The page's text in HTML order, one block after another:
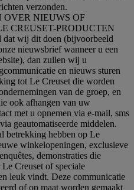
verzonden.
OVER NIEUWS OF
CREUSET-PRODUCTEN
dat wij dit doen (bijvoorbeeld
nieuwsbrief wanneer u een
dan zullen wij u
en nieuws sturen
tot Le Creuset die worden
van de groep, en
ook afhangen van uw
met u opnemen via e-mail, sms
geautomatiseerde middelen.
betrekking hebben op Le
winkelopeningen, exclusieve
demonstraties die
Creuset of speciale
leuk vindt. Deze communicatie
of op maat worden gemaakt